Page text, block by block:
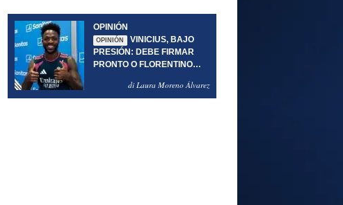
OPINIÓN
OPINIÓN
VINICIUS, BAJO
PRESIÓN: DEBE FIRMAR
PRONTO O FLORENTINO
di Laura Moreno Álvarez